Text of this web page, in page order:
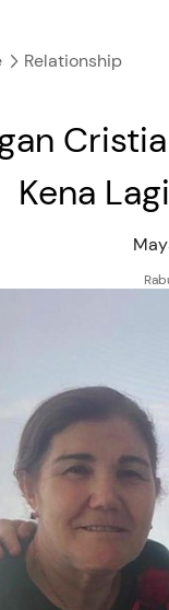
Relationship
Kena